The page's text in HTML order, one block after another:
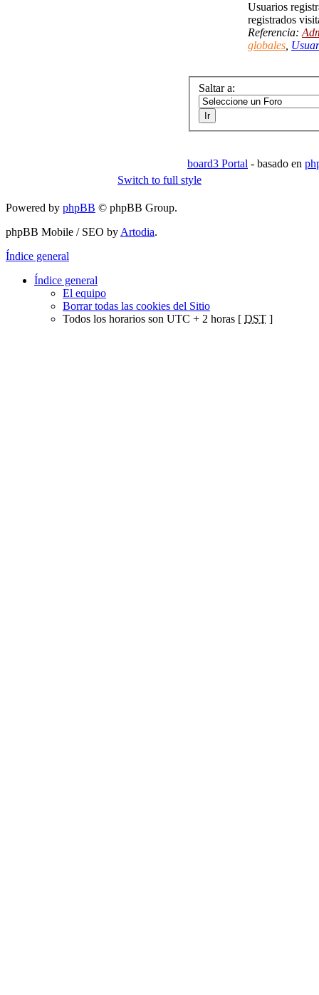
Usuarios
registrados
Referencia:
globales,
Saltar a:
board3 Portal - basado en
Switch to full style
Powered by phpBB © phpBB Group.
phpBB Mobile / SEO by Artodia.
Índice general
Índice general
El equipo
Borrar todas las cookies del Sitio
Todos los horarios son UTC + 2 horas [ DST ]